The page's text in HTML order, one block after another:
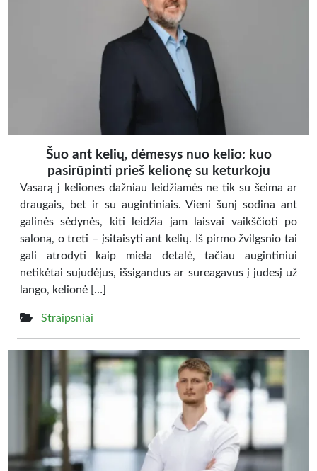
Šuo ant kelių, dėmesys nuo kelio: kuo
pasirūpinti prieš kelionę su keturkoju
Vasarą į keliones dažniau leidžiamės ne tik su šeima ar
draugais, bet ir su augintiniais. Vieni šunį sodina ant
galinės sėdynės, kiti leidžia jam laisvai vaikščioti po
saloną, o treti – įsitaisyti ant kelių. Iš pirmo žvilgsnio tai
gali atrodyti kaip miela detalė, tačiau augintiniui
netikėtai sujudėjus, išsigandus ar sureagavus į judesį už
lango, kelionė […]
Straipsniai